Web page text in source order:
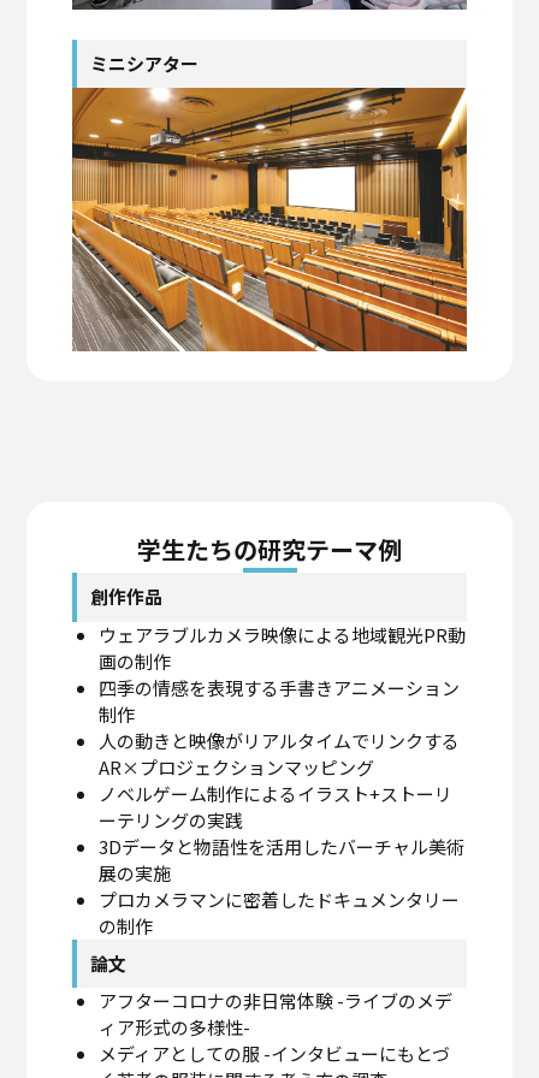
ミニシアター
学生たちの研究テーマ例
創作作品
ウェアラブルカメラ映像による地域観光PR動
画の制作
四季の情感を表現する手書きアニメーション
制作
人の動きと映像がリアルタイムでリンクする
AR×プロジェクションマッピング
ノベルゲーム制作によるイラスト+ストーリ
ーテリングの実践
3Dデータと物語性を活用したバーチャル美術
展の実施
プロカメラマンに密着したドキュメンタリー
の制作
論文
アフターコロナの非日常体験 -ライブのメデ
ィア形式の多様性-
メディアとしての服 -インタビューにもとづ